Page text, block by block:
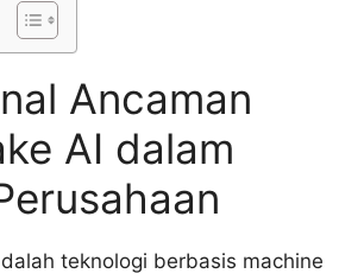
Ancaman
AI dalam
teknologi berbasis machine